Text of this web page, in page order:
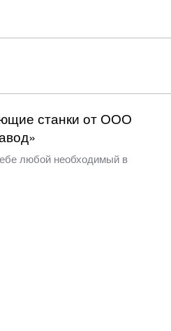
станки от ООО
любой необходимый в